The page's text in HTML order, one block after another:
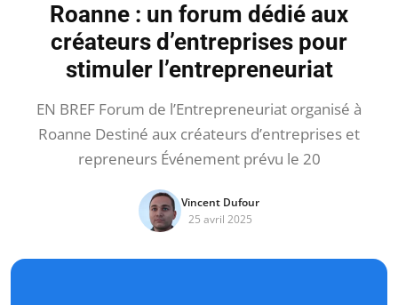
Roanne : un forum dédié aux
créateurs d’entreprises pour
stimuler l’entrepreneuriat
EN BREF Forum de l’Entrepreneuriat organisé à
Roanne Destiné aux créateurs d’entreprises et
repreneurs Événement prévu le 20
Vincent Dufour
25 avril 2025